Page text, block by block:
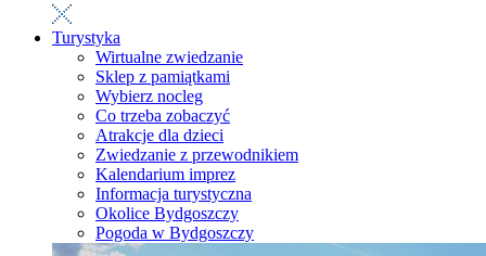
Turystyka
Wirtualne zwiedzanie
Sklep z pamiątkami
Wybierz nocleg
Co trzeba zobaczyć
Atrakcje dla dzieci
Zwiedzanie z przewodnikiem
Kalendarium imprez
Informacja turystyczna
Okolice Bydgoszczy
Pogoda w Bydgoszczy